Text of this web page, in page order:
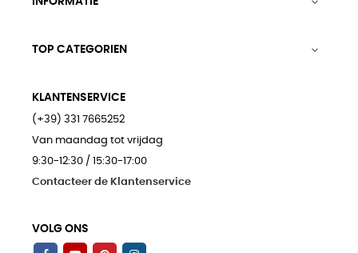
TOP CATEGORIEN 
KLANTENSERVICE
(+39) 331 7665252
Van maandag tot vrijdag
9:30-12:30 / 15:30-17:00
Contacteer de Klantenservice
VOLG ONS